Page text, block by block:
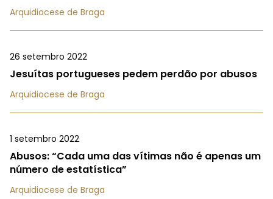
Arquidiocese de Braga
26 setembro 2022
Jesuítas portugueses pedem perdão por abusos
Arquidiocese de Braga
1 setembro 2022
Abusos: “Cada uma das vítimas não é apenas um
número de estatística”
Arquidiocese de Braga